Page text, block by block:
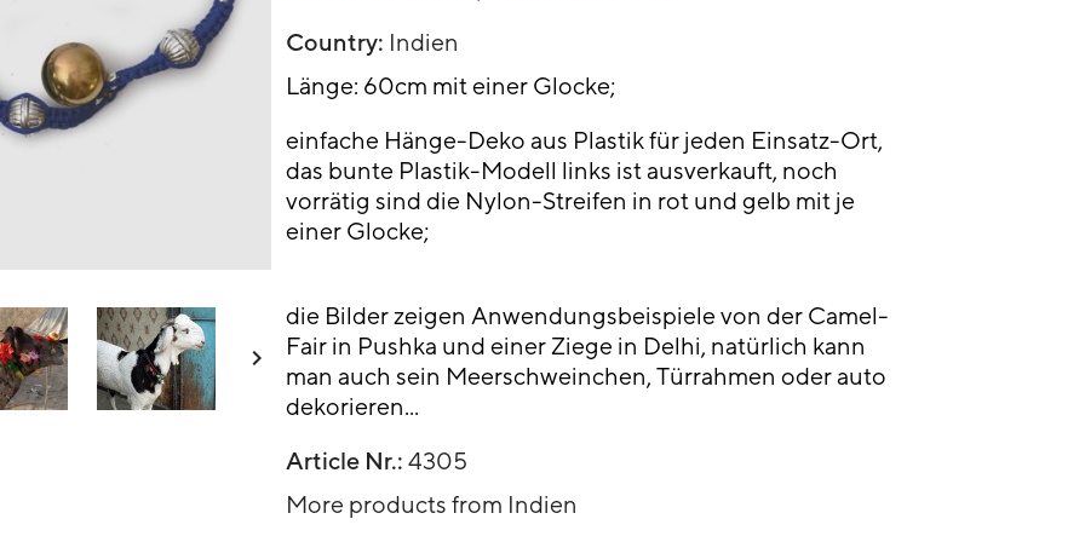

Country: Indien
Länge: 60cm mit einer Glocke;
einfache Hänge-Deko aus Plastik für jeden Einsatz-Ort,
das bunte Plastik-Modell links ist ausverkauft, noch
vorrätig sind die Nylon-Streifen in rot und gelb mit je
einer Glocke;
die Bilder zeigen Anwendungsbeispiele von der Camel-
Fair in Pushka und einer Ziege in Delhi, natürlich kann
man auch sein Meerschweinchen, Türrahmen oder auto
dekorieren...
Article Nr.: 4305
More products from Indien